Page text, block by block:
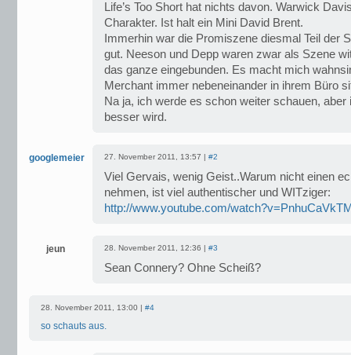
Life’s Too Short hat nichts davon. Warwick
Charakter. Ist halt ein Mini David Brent.
Immerhin war die Promiszene diesmal Teil der
gut. Neeson und Depp waren zwar als Szene
das ganze eingebunden. Es macht mich
Merchant immer nebeneinander in ihrem Büro
Na ja, ich werde es schon weiter schauen,
besser wird.
googlemeier 27. November 2011, 13:57 | #2
Viel Gervais, wenig Geist..Warum nicht einen
nehmen, ist viel authentischer und WITziger:
http://www.youtube.com/
jeun 28. November 2011, 12:36 | #3
Sean Connery? Ohne Scheiß?
28. November 2011, 13:00 | #4
so schauts aus.